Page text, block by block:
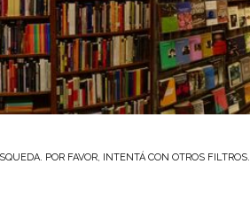
POR FAVOR, INTENTÁ CON OTROS FILTROS.